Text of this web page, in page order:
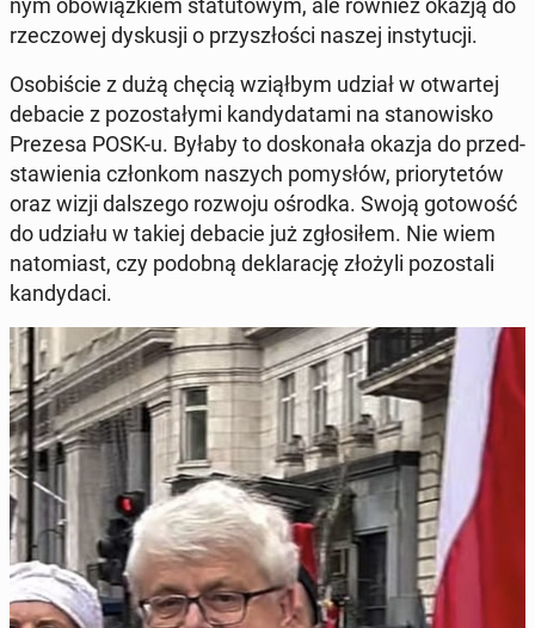
nym obo­wiąz­kiem sta­tu­to­wym, ale również okazją do
rze­czo­wej dys­ku­sji o przy­szło­ści naszej in­sty­tu­cji.
Oso­bi­ście z dużą chęcią wziął­bym udział w otwar­tej
debacie z po­zo­sta­ły­mi kan­dy­da­ta­mi na sta­no­wi­sko
Prezesa POSK-u. Byłaby to do­sko­na­ła okazja do przed­
sta­wie­nia człon­kom naszych po­my­słów, prio­ry­te­tów
oraz wizji dal­sze­go rozwoju ośrodka. Swoją go­to­wość
do udziału w takiej debacie już zgło­si­łem. Nie wiem
na­to­miast, czy podobną de­kla­ra­cję złożyli po­zo­sta­li
kan­dy­da­ci.